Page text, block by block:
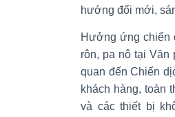
hướng đổi mới,
Hưởng ứng chiến
rôn, pa nô tại Văn
quan đến Chiến
khách hàng, toàn
và các thiết bị